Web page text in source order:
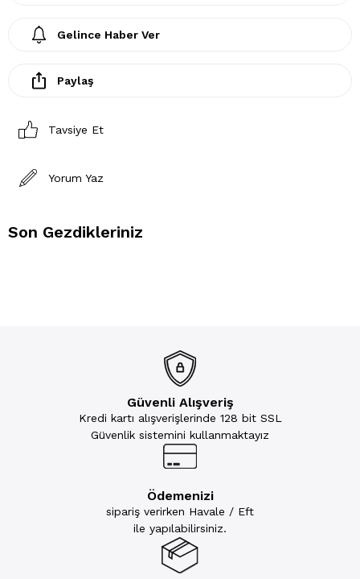
Gelince Haber Ver
Paylaş
Tavsiye Et
Yorum Yaz
Son Gezdikleriniz
Güvenli Alışveriş
Kredi kartı alışverişlerinde 128 bit SSL
Güvenlik sistemini kullanmaktayız
Ödemenizi
sipariş verirken Havale / Eft
ile yapılabilirsiniz.